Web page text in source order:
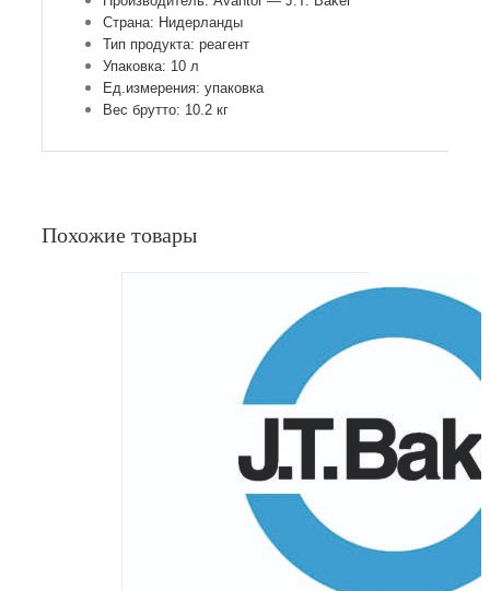
Страна: Нидерланды
Тип продукта: реагент
Упаковка: 10 л
Ед.измерения: упаковка
Вес брутто: 10.2 кг
Похожие товары